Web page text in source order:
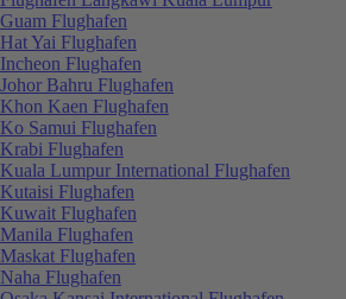
Guam Flughafen
Hat Yai Flughafen
Incheon Flughafen
Johor Bahru Flughafen
Khon Kaen Flughafen
Ko Samui Flughafen
Krabi Flughafen
Kuala Lumpur International Flughafen
Kutaisi Flughafen
Kuwait Flughafen
Manila Flughafen
Maskat Flughafen
Naha Flughafen